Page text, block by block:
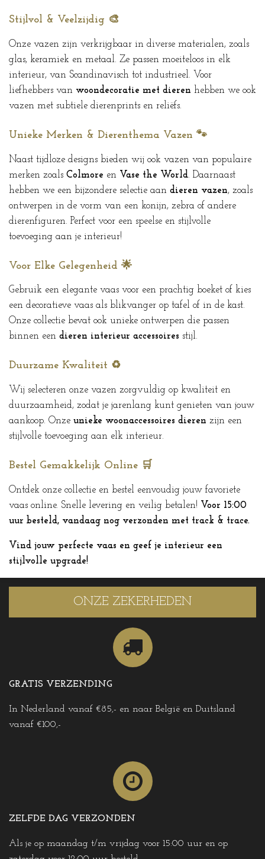
Stijlvol & Veelzijdig 🎨
Onze vazen zijn verkrijgbaar in diverse materialen, zoals
glas, keramiek en metaal. Ze passen moeiteloos in elk
interieur, van Scandinavisch tot industrieel. Voor
liefhebbers van woondecoratie met dieren hebben we ook
vazen met subtiele dierenprints en reliëfs.
Unieke Merken & Dierenthema Vazen 🐾
Naast tijdloze designs bieden wij ook vazen van populaire
merken zoals Colmore en Vase the World. Daarnaast
hebben we een bijzondere selectie aan dieren vazen, zoals
ontwerpen in de vorm van een konijn, zebra of andere
dierenfiguren. Perfect voor een speelse en stijlvolle
toevoeging aan je interieur!
Voor Elke Gelegenheid 🌟
Gebruik een elegante vaas voor een prachtig boeket of kies
een decoratieve vaas als blikvanger op tafel of in de kast.
Onze collectie bevat ook unieke ontwerpen die passen
binnen een dieren interieur accessoires stijl.
Duurzame Kwaliteit ♻️
Wij selecteren onze vazen zorgvuldig op kwaliteit en
duurzaamheid, zodat je jarenlang kunt genieten van jouw
aankoop. Onze unieke woonaccessoires dieren zijn een
stijlvolle toevoeging aan elk interieur.
Bestel Gemakkelijk Online 🛒
Ontdek onze collectie en bestel eenvoudig jouw favoriete
vaas online. Snelle levering en veilig betalen! Voor 15:00
uur besteld, vandaag nog verzonden met track & trace.
Vind jouw perfecte vaas en geef je interieur een
stijlvolle upgrade!
ONZE ZEKERHEDEN
GRATIS VERZENDING
In Nederland vanaf €85,- en naar België en Duitsland
vanaf €100,-
ZELFDE DAG VERZONDEN
Als je op maandag t/m vrijdag voor 15:00 uur en op